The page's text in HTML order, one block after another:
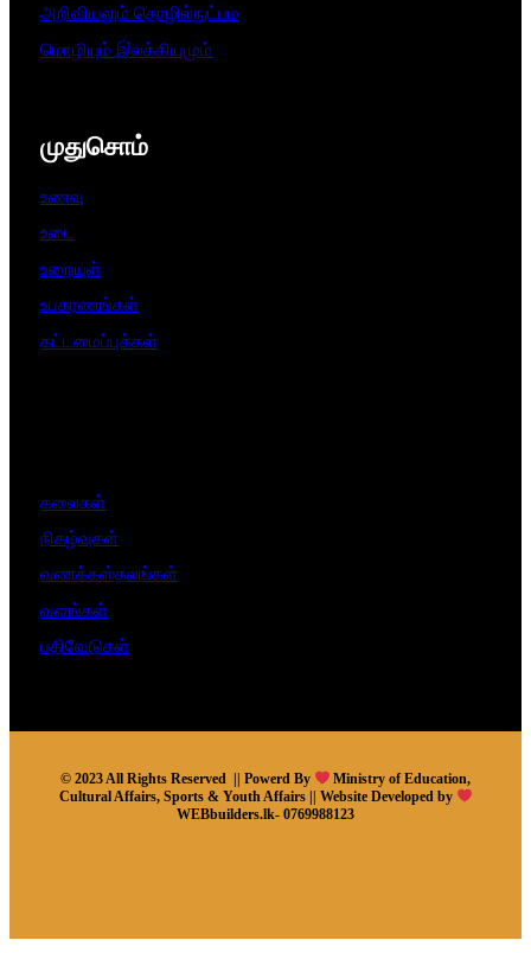
அறிவியலும் தொழில்நுட்பம
மொழியும் இலக்கியமும்
முதுசொம்
உணவு
உடை
உறையுள்
உபகரணங்கள்
கட்டமைப்புக்கள்
கலைகள்
நிகழ்வுகள்
வணக்கஸ்தலங்கள்
வளங்கள்
பதிவேடுகள்
© 2023 All Rights Reserved || Powerd By
Ministry of Education,
Cultural Affairs, Sports & Youth Affairs || Website Developed by
WEBbuilders.lk- 0769988123